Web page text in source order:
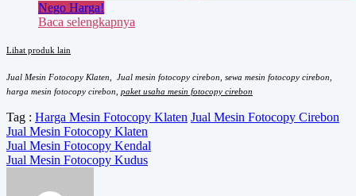
Nego Harga!
Baca selengkapnya
Lihat produk lain
Jual Mesin Fotocopy Klaten, Jual mesin fotocopy cirebon, sewa mesin fotocopy cirebon,
harga mesin fotocopy cirebon, paket usaha mesin fotocopy cirebon
Tag : Harga Mesin Fotocopy Klaten Jual Mesin Fotocopy Cirebon
Jual Mesin Fotocopy Klaten
Navigasi
pos
Jual Mesin Fotocopy Kendal
Jual Mesin Fotocopy Kudus